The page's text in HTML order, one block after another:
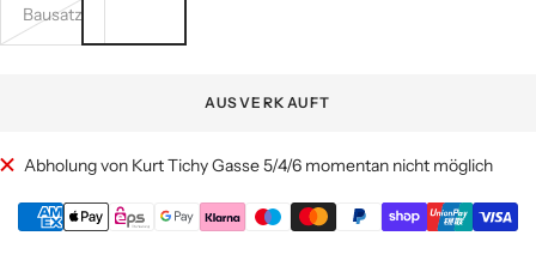
Bausatz
AUSVERKAUFT
Abholung von Kurt Tichy Gasse 5/4/6 momentan nicht möglich